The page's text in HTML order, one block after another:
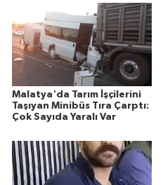
Malatya'da Tarım İşçilerini
Taşıyan Minibüs Tıra Çarptı:
Çok Sayıda Yaralı Var